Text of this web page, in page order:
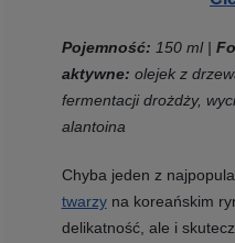
Pojemność: 150 ml |
aktywne: olejek z
fermentacji drożdży,
alantoina
Chyba jeden z
twarzyna koreańskim
delikatność, ale i